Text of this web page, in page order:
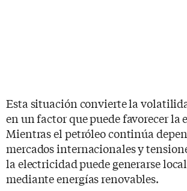
Esta situación convierte la
en un factor que puede favorecer
Mientras el petróleo continúa
mercados internacionales y
la electricidad puede generarse
mediante energías renovables.